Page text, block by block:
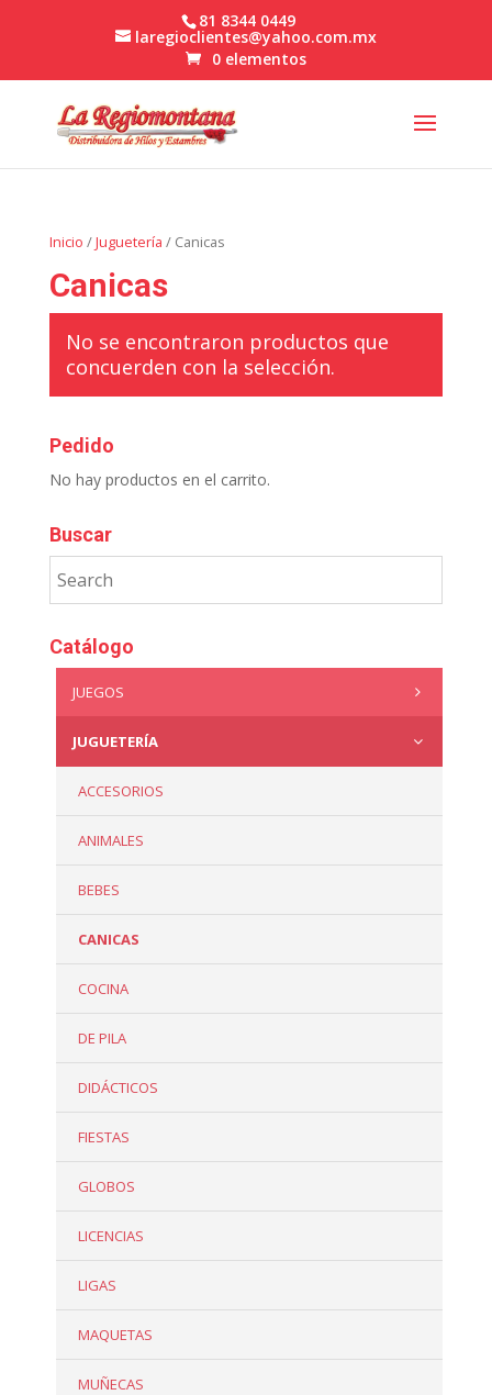
81 8344 0449
laregioclientes@yahoo.com.mx
0 elementos
Inicio /Juguetería / Canicas
Canicas
No se encontraron productos que
concuerden con la selección.
Pedido
No hay productos en el carrito.
Buscar
Catálogo
JUEGOS
JUGUETERÍA
ACCESORIOS
ANIMALES
BEBES
CANICAS
COCINA
DE PILA
DIDÁCTICOS
FIESTAS
GLOBOS
LICENCIAS
LIGAS
MAQUETAS
MUÑECAS